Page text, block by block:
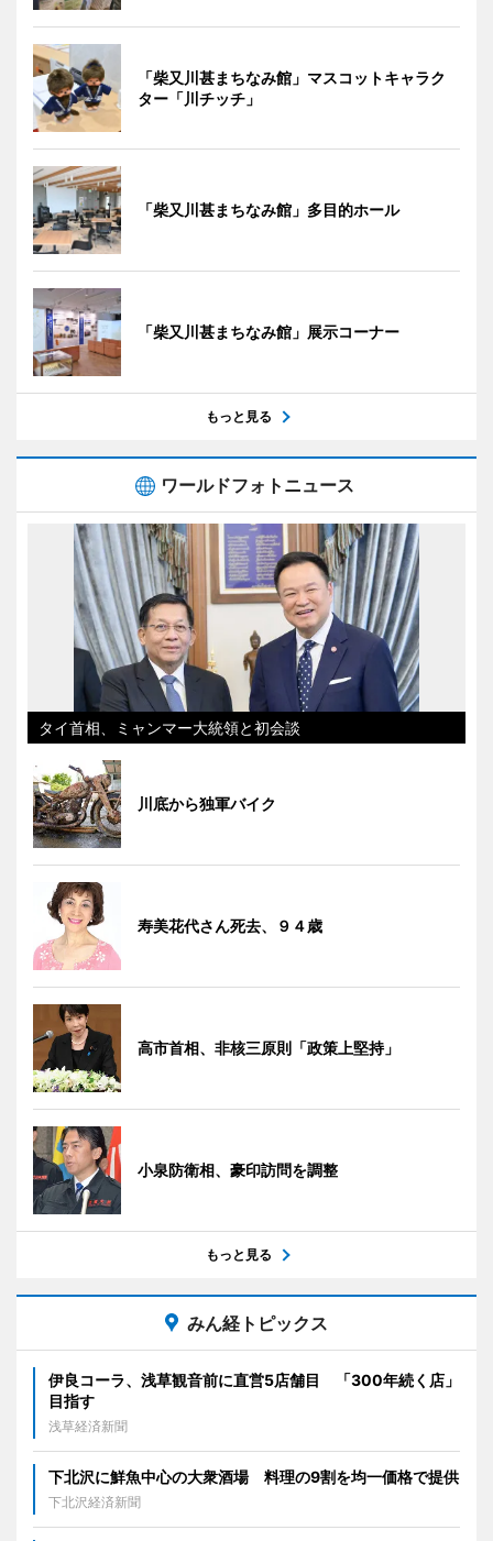
「柴又川甚まちなみ館」マスコットキャラク
ター「川チッチ」
「柴又川甚まちなみ館」多目的ホール
「柴又川甚まちなみ館」展示コーナー
もっと見る
ワールドフォトニュース
タイ首相、ミャンマー大統領と初会談
川底から独軍バイク
寿美花代さん死去、９４歳
高市首相、非核三原則「政策上堅持」
小泉防衛相、豪印訪問を調整
もっと見る
みん経トピックス
伊良コーラ、浅草観音前に直営5店舗目 「300年続く店」
目指す
浅草経済新聞
下北沢に鮮魚中心の大衆酒場 料理の9割を均一価格で提供
下北沢経済新聞